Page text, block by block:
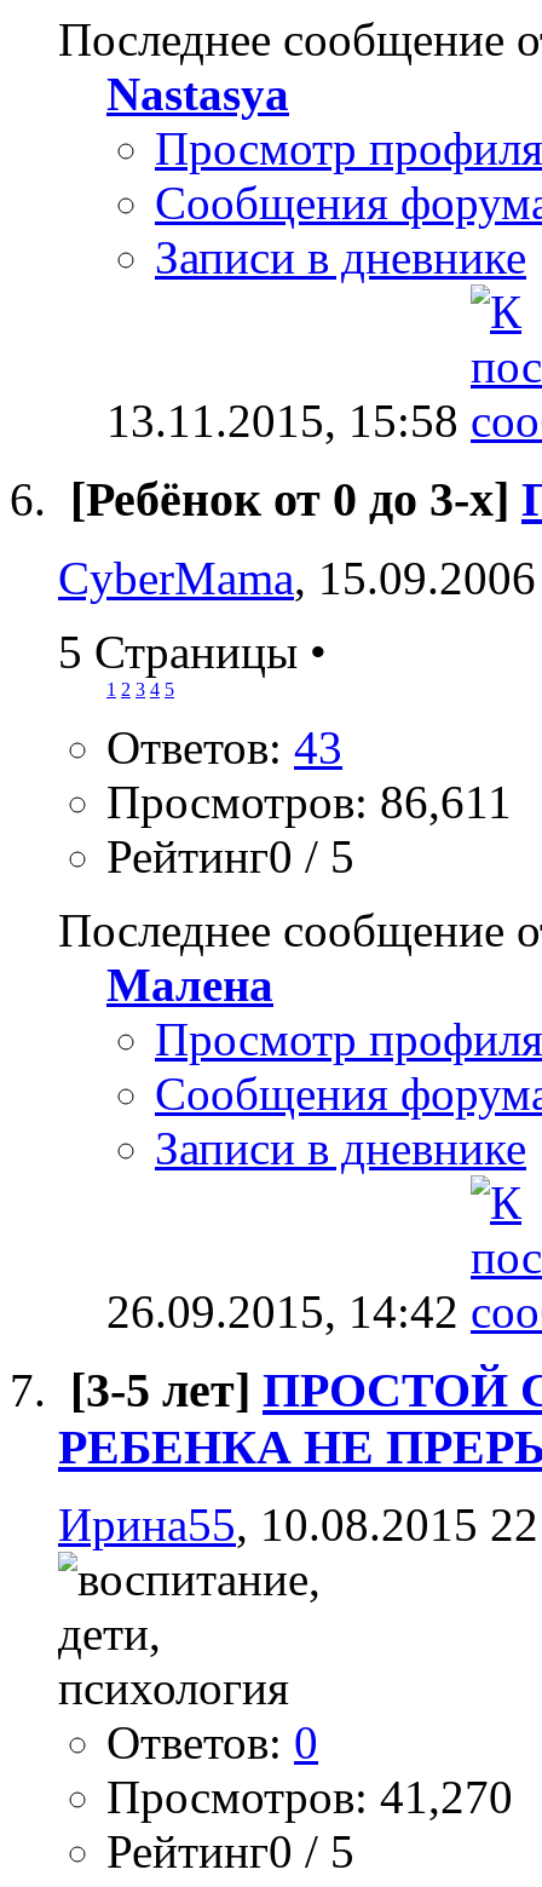
Последнее сообщение
Nastasya
Просмотр профиля
Сообщения
Записи в дневнике
13.11.2015, 15:58
[Ребёнок от 0 до 3-х]
CyberMama,
5 Страницы •
1 2 3 4 5
Ответов: 43
Просмотров: 86,611
Рейтинг0 / 5
Последнее сообщение
Малена
Просмотр профиля
Сообщения
Записи в дневнике
26.09.2015, 14:42
[3-5 лет] ПРОСТОЙ
РЕБЕНКА НЕ
Ирина55, 10.08.2015
Ответов: 0
Просмотров: 41,270
Рейтинг0 / 5